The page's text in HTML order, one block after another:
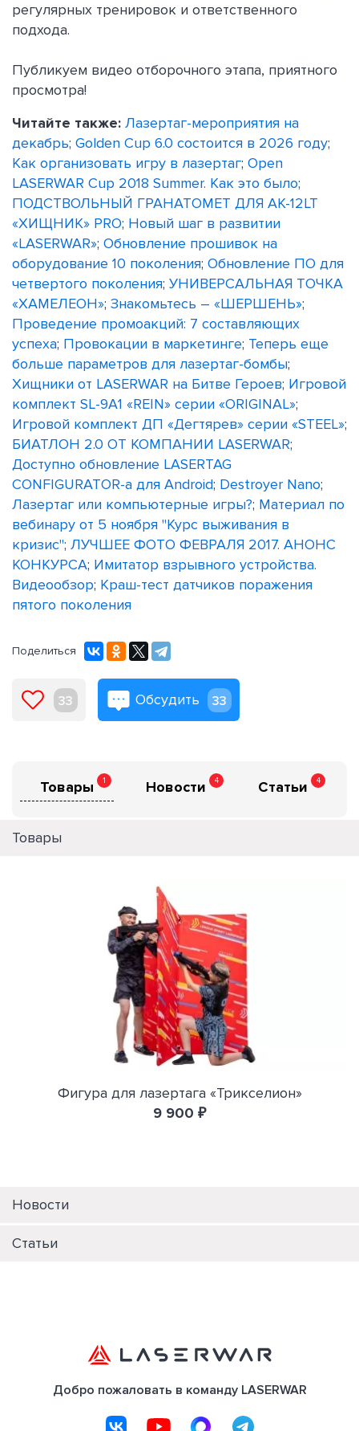
регулярных тренировок и ответственного
подхода.
Публикуем видео отборочного этапа, приятного
просмотра!
Читайте также: Лазертаг-мероприятия на
декабрь; Golden Cup 6.0 состоится в 2026 году;
Как организовать игру в лазертаг; Open
LASERWAR Cup 2018 Summer. Как это было;
ПОДСТВОЛЬНЫЙ ГРАНАТОМЕТ ДЛЯ АК-12LT
«ХИЩНИК» PRO; Новый шаг в развитии
«LASERWAR»; Обновление прошивок на
оборудование 10 поколения; Обновление ПО для
четвертого поколения; УНИВЕРСАЛЬНАЯ ТОЧКА
«ХАМЕЛЕОН»; Знакомьтесь – «ШЕРШЕНЬ»;
Проведение промоакций: 7 составляющих
успеха; Провокации в маркетинге; Теперь еще
больше параметров для лазертаг-бомбы;
Хищники от LASERWAR на Битве Героев; Игровой
комплект SL-9A1 «REIN» серии «ORIGINAL»;
Игровой комплект ДП «Дегтярев» серии «STEEL»;
БИАТЛОН 2.0 ОТ КОМПАНИИ LASERWAR;
Доступно обновление LASERTAG
CONFIGURATOR-a для Android; Destroyer Nano;
Лазертаг или компьютерные игры?; Материал по
вебинару от 5 ноября "Курс выживания в
кризис"; ЛУЧШЕЕ ФОТО ФЕВРАЛЯ 2017. АНОНС
КОНКУРСА; Имитатор взрывного устройства.
Видеообзор; Краш-тест датчиков поражения
пятого поколения
Поделиться
33 Обсудить 33
Товары 1 Новости 4 Статьи 4
Товары
Фигура для лазертага «Трикселион»
9 900 ₽
Новости
Статьи
Добро пожаловать в команду LASERWAR